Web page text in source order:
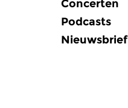
Concerten
Podcasts
Nieuwsbrief